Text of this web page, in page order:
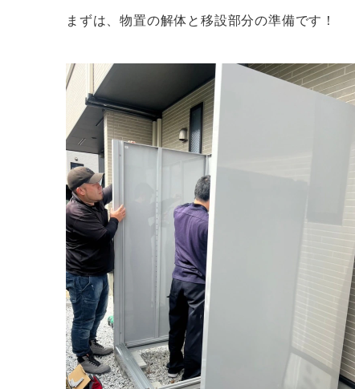
まずは、物置の解体と移設部分の準備です！